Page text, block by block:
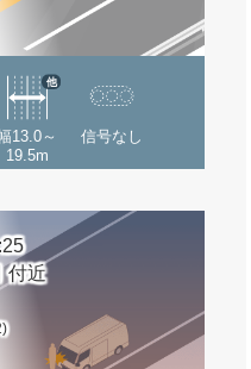
13.0～
19.5m
他
信号なし
付近